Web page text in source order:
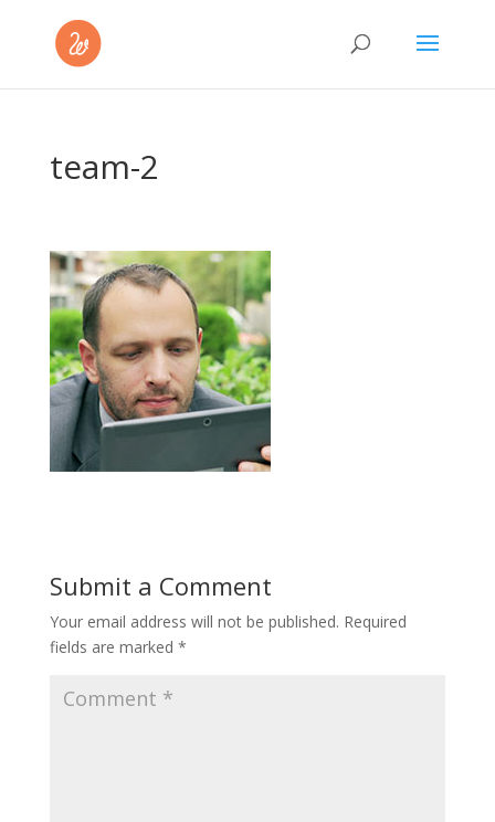
team-2
Submit a Comment
Your email address will not be published. Required
fields are marked *